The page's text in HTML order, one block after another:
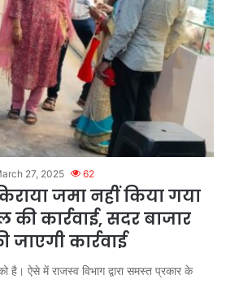
27, 2025 62
जमा नहीं किया गया
की कार्रवाई, सदर बाजार
जाएगी कार्रवाई
है। ऐसे में राजस्व विभाग द्वारा समस्त प्रकार के